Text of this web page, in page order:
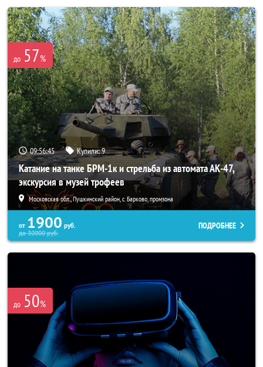
до 57%
09:56:43 Купили:9
Катание на танке БРМ-1к и стрельба из автомата АК-47,
экскурсия в музей трофеев
Московская обл., Пушкинский район, с. Барково, промзона
от 1900 руб.
до30000руб.
ПОДРОБНЕЕ
до 50%